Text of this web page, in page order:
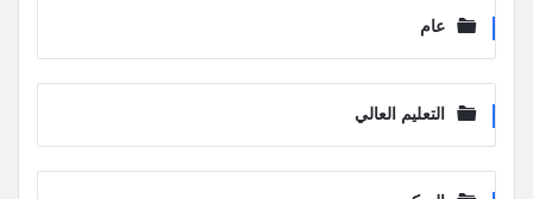
عام
التعليم العالي